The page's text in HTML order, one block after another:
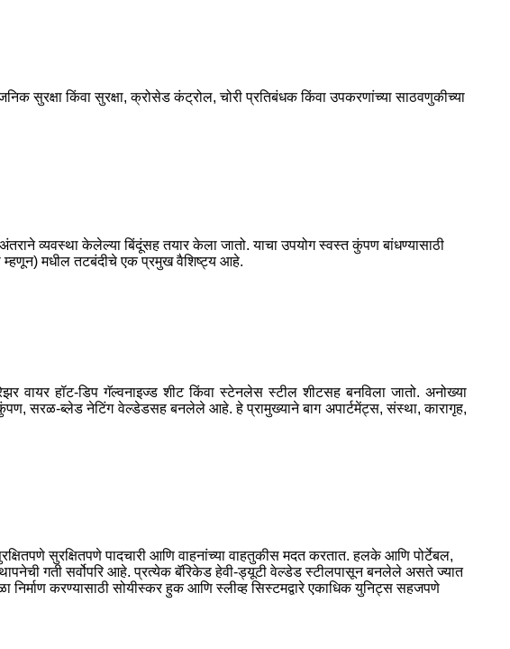
सुरक्षा किंवा सुरक्षा, क्रोसेड कंट्रोल, चोरी प्रतिबंधक किंवा उपकरणांच्या साठवणुकीच्या
व्यवस्था केलेल्या बिंदूंसह तयार केला जातो. याचा उपयोग स्वस्त कुंपण बांधण्यासाठी
म्हणून) मधील तटबंदीचे एक प्रमुख वैशिष्ट्य आहे.
वायर हॉट-डिप गॅल्वनाइज्ड शीट किंवा स्टेनलेस स्टील शीटसह बनविला जातो. अनोख्या
सरळ-ब्लेड नेटिंग वेल्डेडसह बनलेले आहे. हे प्रामुख्याने बाग अपार्टमेंट्स, संस्था, कारागृह,
सुरक्षितपणे पादचारी आणि वाहनांच्या वाहतुकीस मदत करतात. हलके आणि पोर्टेबल,
गती सर्वोपरि आहे. प्रत्येक बॅरिकेड हेवी-ड्यूटी वेल्डेड स्टीलपासून बनलेले असते ज्यात
निर्माण करण्यासाठी सोयीस्कर हुक आणि स्लीव्ह सिस्टमद्वारे एकाधिक युनिट्स सहजपणे